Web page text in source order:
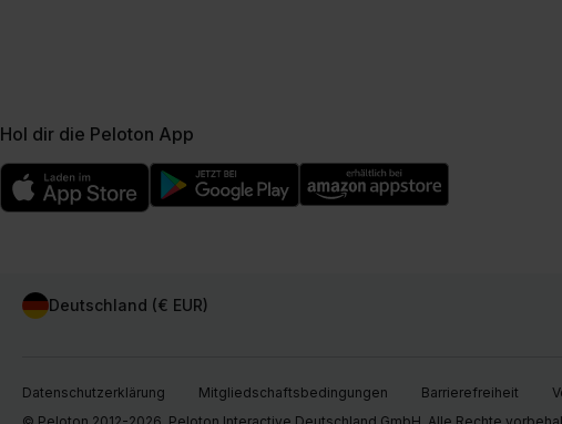
Hol dir die Peloton App
Deutschland (€ EUR)
Datenschutzerklärung Mitgliedschaftsbedingungen Barrierefreiheit